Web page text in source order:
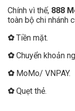
Chính vì thế, 888
toàn bộ chi nhánh
✿Tiền mặt.
✿Chuyển khoản
✿MoMo/ VNPAY.
✿Quẹt thẻ.